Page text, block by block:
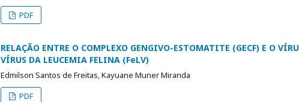
PDF
RELAÇÃO ENTRE O COMPLEXO GENGIVO-ESTOMATITE (GECF) E O
VÍRUS DA LEUCEMIA FELINA (FeLV)
Edmilson Santos de Freitas, Kayuane Muner Miranda
PDF